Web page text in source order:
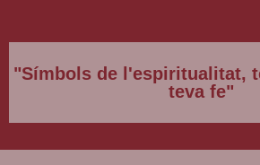
"Símbols de l'espiritualitat,
teva fe"